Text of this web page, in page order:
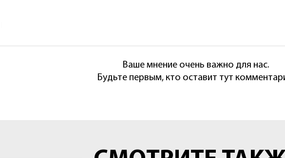
Ваше мнение очень важно для нас.
Будьте первым, кто оставит тут